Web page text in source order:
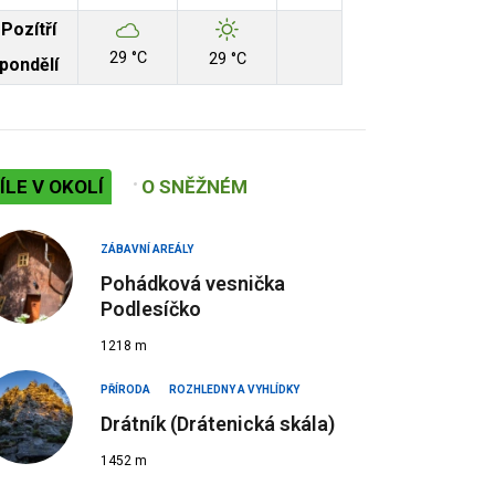
Pozítří
pondělí
29 °C 29 °C
V OKOLÍ O SNĚŽNÉM
ZÁBAVNÍ AREÁLY
Pohádková vesnička
Podlesíčko
1218 m
PŘÍRODA ROZHLEDNY A VYHLÍDKY
Drátník (Drátenická skála)
1452 m